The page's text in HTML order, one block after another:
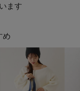
ます
め